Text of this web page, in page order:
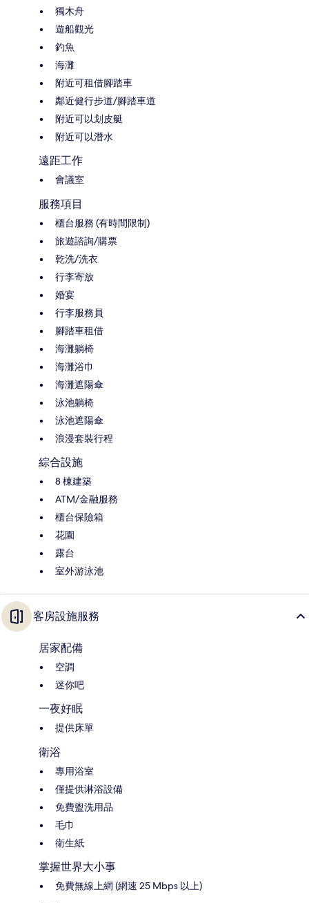
獨木舟
遊船觀光
釣魚
海灘
附近可租借腳踏車
鄰近健行步道/腳踏車道
附近可以划皮艇
附近可以潛水
遠距工作
會議室
服務項目
櫃台服務 (有時間限制)
旅遊諮詢/購票
乾洗/洗衣
行李寄放
婚宴
行李服務員
腳踏車租借
海灘躺椅
海灘浴巾
海灘遮陽傘
泳池躺椅
泳池遮陽傘
浪漫套裝行程
綜合設施
8 棟建築
ATM/金融服務
櫃台保險箱
花園
露台
室外游泳池
客房設施服務
居家配備
空調
迷你吧
一夜好眠
提供床單
衛浴
專用浴室
僅提供淋浴設備
免費盥洗用品
毛巾
衛生紙
掌握世界大小事
免費無線上網 (網速 25 Mbps 以上)